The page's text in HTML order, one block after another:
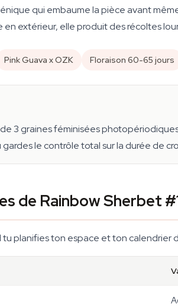
qui embaume la pièce avant
extérieur, elle produit des récoltes
Pink Guava x OZK Floraison 60-65 jours
3 graines féminisées
le contrôle total sur la durée de
de Rainbow Sherbet
planifies ton espace et ton calendrier